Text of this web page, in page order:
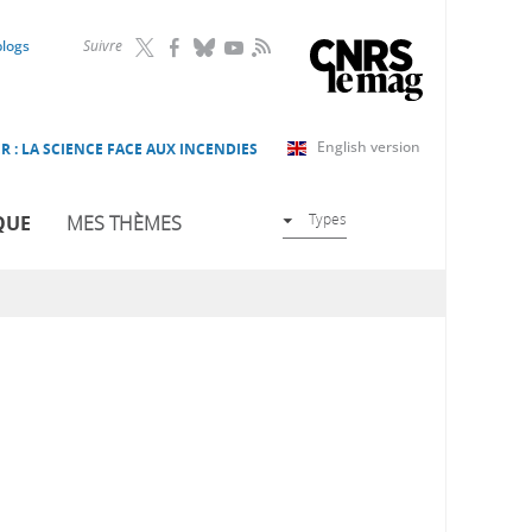
Suivre RSS
English version
: LA SCIENCE FACE AUX INCENDIES
MES THÈMES Types